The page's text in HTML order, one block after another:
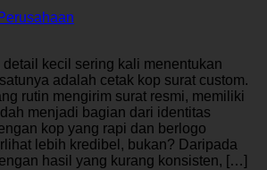
kecil sering kali menentukan
adalah cetak kop surat custom.
rutin mengirim surat resmi, memiliki
menjadi bagian dari identitas
kop yang rapi dan berlogo
lebih kredibel, bukan? Daripada
hasil yang kurang konsisten, […]